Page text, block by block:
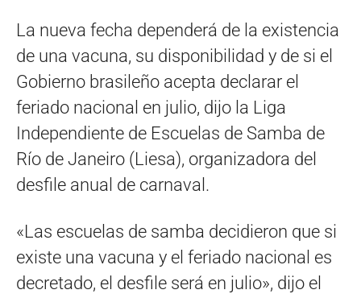
La nueva fecha dependerá de la existencia
de una vacuna, su disponibilidad y de si el
Gobierno brasileño acepta declarar el
feriado nacional en julio, dijo la Liga
Independiente de Escuelas de Samba de
Río de Janeiro (Liesa), organizadora del
desfile anual de carnaval.
«Las escuelas de samba decidieron que si
existe una vacuna y el feriado nacional es
decretado, el desfile será en julio», dijo el